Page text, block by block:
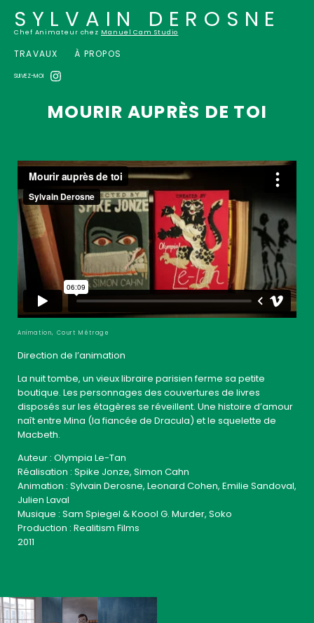
SYLVAIN DEROSNE
Chef Animateur chez Manuel Cam Studio
TRAVAUX À PROPOS
SUIVEZ-MOI
MOURIR AUPRÈS DE TOI
Animation, Court Métrage
Direction de l’animation
La nuit tombe, un vieux libraire parisien ferme sa petite
boutique. Les personnages des couvertures de livres
disposés sur les étagères se réveillent. Une histoire d’amour
naît entre Mina (la fiancée de Dracula) et le squelette de
Macbeth.
Auteur : Olympia Le-Tan
Réalisation : Spike Jonze, Simon Cahn
Animation : Sylvain Derosne, Leonard Cohen, Emilie Sandoval,
Julien Laval
Musique : Sam Spiegel & Koool G. Murder, Soko
Production : Realitism Films
2011